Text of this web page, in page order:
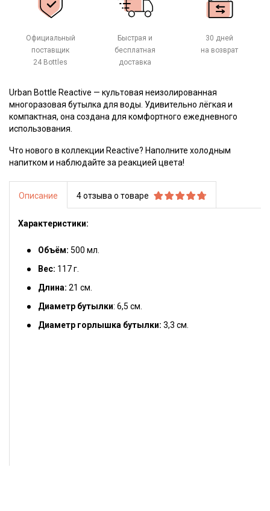
Официальный
поставщик
24 Bottles
Быстрая и
бесплатная
доставка
30 дней
на возврат
Urban Bottle Reactive — культовая неизолированная
многоразовая бутылка для воды. Удивительно лёгкая и
компактная, она создана для комфортного ежедневного
использования.
Что нового в коллекции Reactive? Наполните холодным
напитком и наблюдайте за реакцией цвета!
Описание 4 отзыва о товаре
Характеристики:
Объём: 500 мл.
Вес: 117г.
Длина: 21 см.
Диаметр бутылки: 6,5 см.
Диаметр горлышка бутылки: 3,3 см.